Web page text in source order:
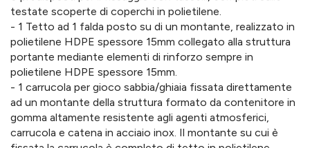
testate scoperte di coperchi in polietilene.
- 1 Tetto ad 1 falda posto su di un montante, realizzato in
polietilene HDPE spessore 15mm collegato alla struttura
portante mediante elementi di rinforzo sempre in
polietilene HDPE spessore 15mm.
- 1 carrucola per gioco sabbia/ghiaia fissata direttamente
ad un montante della struttura formato da contenitore in
gomma altamente resistente agli agenti atmosferici,
carrucola e catena in acciaio inox. Il montante su cui è